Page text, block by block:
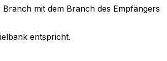
mit dem Branch des Empfängers
entspricht.